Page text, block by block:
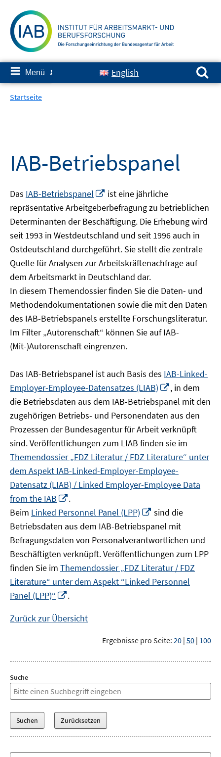
zum
Inhalt
≡ Menü ✘ English
Suchen nach:
Startseite
IAB-Betriebspanel
Das IAB-Betriebspanel
In
neuem
Fenster
öffnen
ist eine jährliche
repräsentative Arbeitgeberbefragung zu betrieblichen
Determinanten der Beschäftigung. Die Erhebung wird
seit 1993 in Westdeutschland und seit 1996 auch in
Ostdeutschland durchgeführt. Sie stellt die zentrale
Quelle für Analysen zur Arbeitskräftenachfrage auf
dem Arbeitsmarkt in Deutschland dar.
In diesem Themendossier finden Sie die Daten- und
Methodendokumentationen sowie die mit den Daten
des IAB-Betriebspanels erstellte Forschungsliteratur.
Im Filter „Autorenschaft“ können Sie auf IAB-
(Mit-)Autorenschaft eingrenzen.
Das IAB-Betriebspanel ist auch Basis des IAB-Linked-
Employer-Employee-Datensatzes (LIAB)
In
neuem
Fenster
öffnen
, in dem
die Betriebsdaten aus dem IAB-Betriebspanel mit den
zugehörigen Betriebs- und Personendaten aus den
Prozessen der Bundesagentur für Arbeit verknüpft
sind. Veröffentlichungen zum LIAB finden sie im
Themendossier „FDZ Literatur / FDZ Literature“ unter
dem Aspekt IAB-Linked-Employer-Employee-
Datensatz (LIAB) / Linked Employer-Employee Data
from the IAB
neuem
Fenster
öffnen
.
Beim Linked Personnel Panel (LPP)
In
neuem
Fenster
öffnen
sind die
Betriebsdaten aus dem IAB-Betriebspanel mit
Befragungsdaten von Personalverantwortlichen und
Beschäftigten verknüpft. Veröffentlichungen zum LPP
finden Sie im Themendossier „FDZ Literatur / FDZ
Literature“ unter dem Aspekt “Linked Personnel
Panel (LPP)“
Fenster
.
Zurück zur Übersicht
Ergebnisse pro Seite: 20 | 50 | 100
Suche